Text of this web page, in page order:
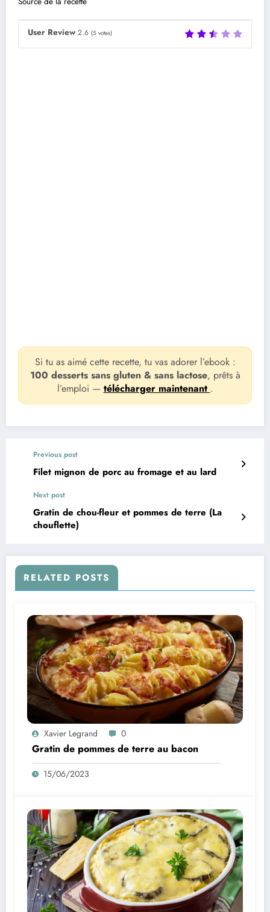
User Review 2.6 (5 votes)
Si tu as aimé cette recette, tu vas adorer l’ebook :
100 desserts sans gluten & sans lactose, prêts à
l’emploi — télécharger maintenant .
Previous post
Filet mignon de porc au fromage et au lard
Next post
Gratin de chou-fleur et pommes de terre (La
chouflette)
RELATED POSTS
Xavier Legrand 0
Gratin de pommes de terre au bacon
15/06/2023